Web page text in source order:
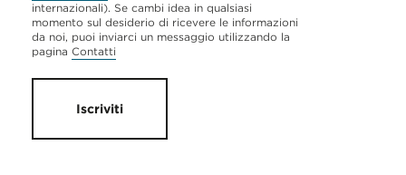
internazionali). Se cambi idea in qualsiasi
momento sul desiderio di ricevere le informazioni
da noi, puoi inviarci un messaggio utilizzando la
pagina Contatti
Iscriviti